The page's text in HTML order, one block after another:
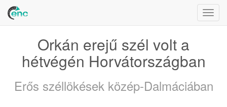
Orkán erejű szél volt a
hétvégén Horvátországban
Erős széllökések közép-Dalmáciában